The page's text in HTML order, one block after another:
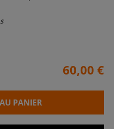
60,00 €
PANIER